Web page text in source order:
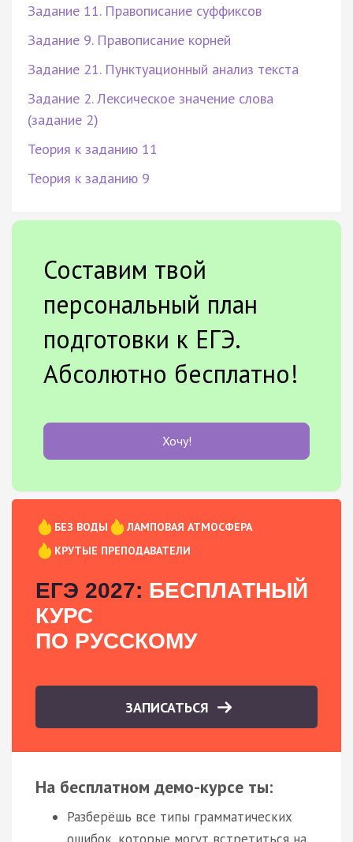
Задание 11. Правописание суффиксов
Задание 9. Правописание корней
Задание 21. Пунктуационный анализ текста
Задание 2. Лексическое значение слова
(задание 2)
Теория к заданию 11
Теория к заданию 9
Составим твой
персональный план
подготовки к ЕГЭ.
Абсолютно бесплатно!
Хочу!
БЕЗ ВОДЫ
ЛАМПОВАЯ АТМОСФЕРА
КРУТЫЕ ПРЕПОДАВАТЕЛИ
ЕГЭ 2027: БЕСПЛАТНЫЙ
КУРС
ПО РУССКОМУ
ЗАПИСАТЬСЯ
На бесплатном демо-курсе ты:
Разберёшь все типы грамматических